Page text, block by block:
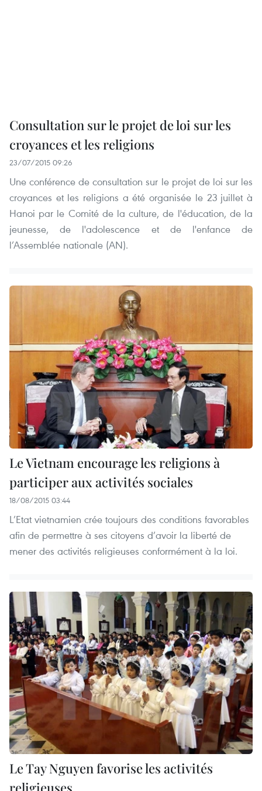
Consultation sur le projet de loi sur les
croyances et les religions
23/07/2015 09:26
Une conférence de consultation sur le projet de loi sur les
croyances et les religions a été organisée le 23 juillet à
Hanoi par le Comité de la culture, de l'éducation, de la
jeunesse, de l'adolescence et de l'enfance de
l’Assemblée nationale (AN).
Le Vietnam encourage les religions à
participer aux activités sociales
18/08/2015 03:44
L’Etat vietnamien crée toujours des conditions favorables
afin de permettre à ses citoyens d’avoir la liberté de
mener des activités religieuses conformément à la loi.
Le Tay Nguyen favorise les activités
religieuses